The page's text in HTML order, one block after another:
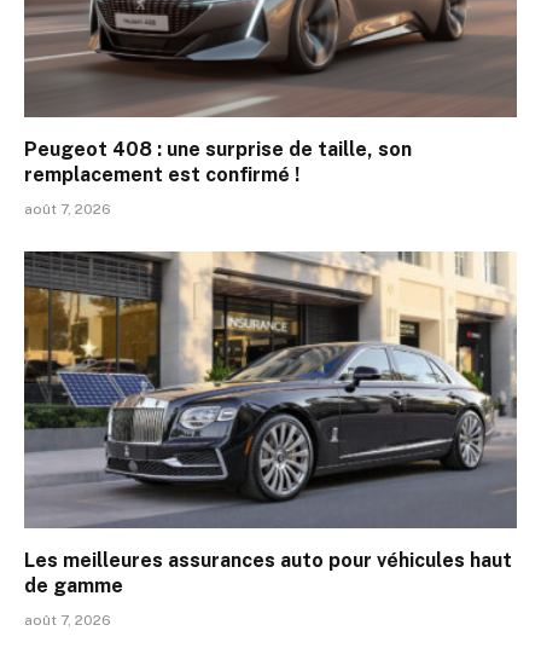
Peugeot 408 : une surprise de taille, son
remplacement est confirmé !
août 7, 2026
Les meilleures assurances auto pour véhicules haut
de gamme
août 7, 2026